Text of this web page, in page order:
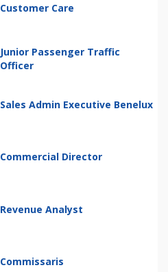
Customer Care
Junior Passenger Traffic
Officer
Sales Admin Executive Benelux
Commercial Director
Revenue Analyst
Commissaris